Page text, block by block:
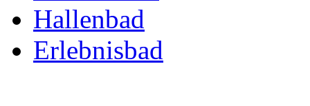
Hallenbad
Erlebnisbad